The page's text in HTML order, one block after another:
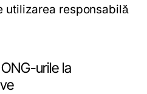
utilizarea responsabilă
urile la